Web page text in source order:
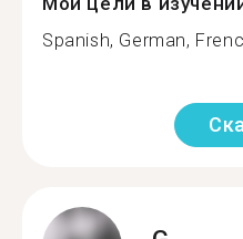
Spanish, German,